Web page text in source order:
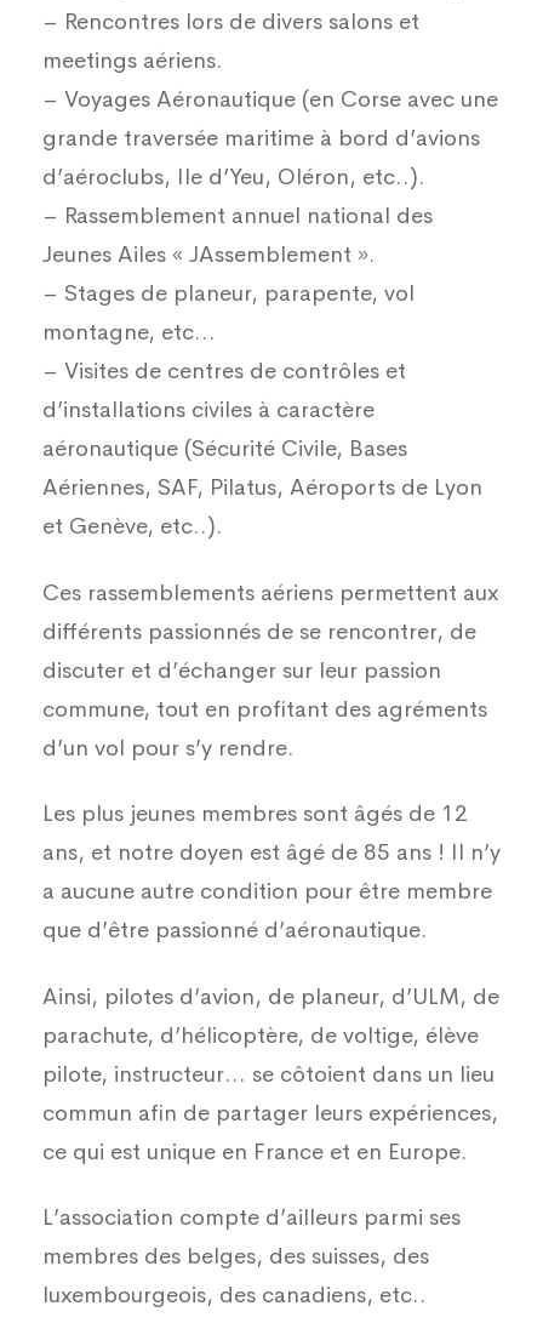
– Rencontres lors de divers salons et
meetings aériens.
– Voyages Aéronautique (en Corse avec une
grande traversée maritime à bord d’avions
d’aéroclubs, Ile d’Yeu, Oléron, etc..).
– Rassemblement annuel national des
Jeunes Ailes « JAssemblement ».
– Stages de planeur, parapente, vol
montagne, etc…
– Visites de centres de contrôles et
d’installations civiles à caractère
aéronautique (Sécurité Civile, Bases
Aériennes, SAF, Pilatus, Aéroports de Lyon
et Genève, etc..).
Ces rassemblements aériens permettent aux
différents passionnés de se rencontrer, de
discuter et d’échanger sur leur passion
commune, tout en profitant des agréments
d’un vol pour s’y rendre.
Les plus jeunes membres sont âgés de 12
ans, et notre doyen est âgé de 85 ans ! Il n’y
a aucune autre condition pour être membre
que d’être passionné d’aéronautique.
Ainsi, pilotes d’avion, de planeur, d’ULM, de
parachute, d’hélicoptère, de voltige, élève
pilote, instructeur… se côtoient dans un lieu
commun afin de partager leurs expériences,
ce qui est unique en France et en Europe.
L’association compte d’ailleurs parmi ses
membres des belges, des suisses, des
luxembourgeois, des canadiens, etc..